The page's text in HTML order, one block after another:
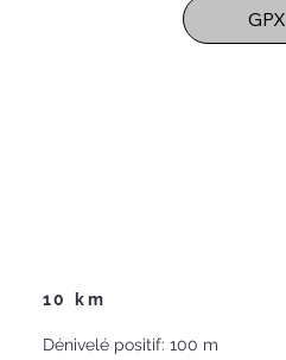
GPX
10 km
Dénivelé positif: 100 m